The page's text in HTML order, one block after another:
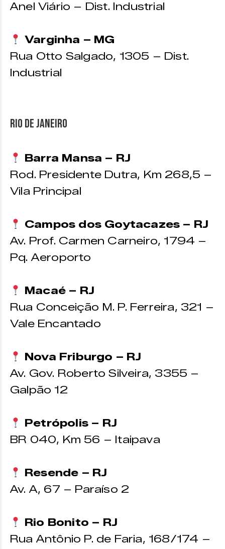
Anel Viário – Dist. Industrial
Varginha – MG
Rua Otto Salgado, 1305 – Dist.
Industrial
Rio de Janeiro
Barra Mansa – RJ
Rod. Presidente Dutra, Km 268,5 –
Vila Principal
Campos dos Goytacazes – RJ
Av. Prof. Carmen Carneiro, 1794 –
Pq. Aeroporto
Macaé – RJ
Rua Conceição M. P. Ferreira, 321 –
Vale Encantado
Nova Friburgo – RJ
Av. Gov. Roberto Silveira, 3355 –
Galpão 12
Petrópolis – RJ
BR 040, Km 56 – Itaipava
Resende – RJ
Av. A, 67 – Paraíso 2
Rio Bonito – RJ
Rua Antônio P. de Faria, 168/174 –